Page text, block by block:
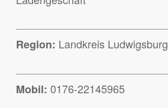
Region: Landkreis Ludwigsburg
Mobil: 0176-22145965